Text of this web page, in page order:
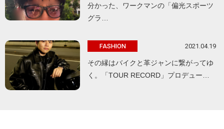
分かった、ワークマンの「偏光スポーツ
グラ…
FASHION 2021.04.19
その縁はバイクと革ジャンに繋がってゆ
く。「TOUR RECORD」プロデュー…